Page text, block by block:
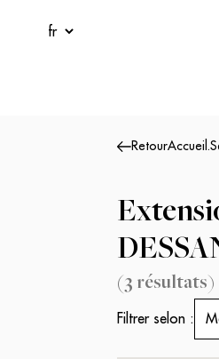
RetourAccueil .
(3 résultats)
Filtrer selon :